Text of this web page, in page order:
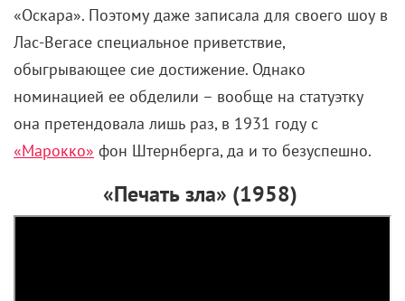
«Оскара». Поэтому даже записала для своего шоу в
Лас-Вегасе специальное приветствие,
обыгрывающее сие достижение. Однако
номинацией ее обделили – вообще на статуэтку
она претендовала лишь раз, в 1931 году с
«Марокко» фон Штернберга, да и то безуспешно.
«Печать зла» (1958)